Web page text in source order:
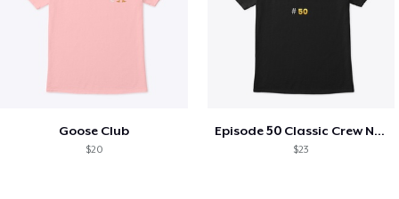
Goose Club
$20
Episode 50 Classic Crew Neck T-Shirt
$23